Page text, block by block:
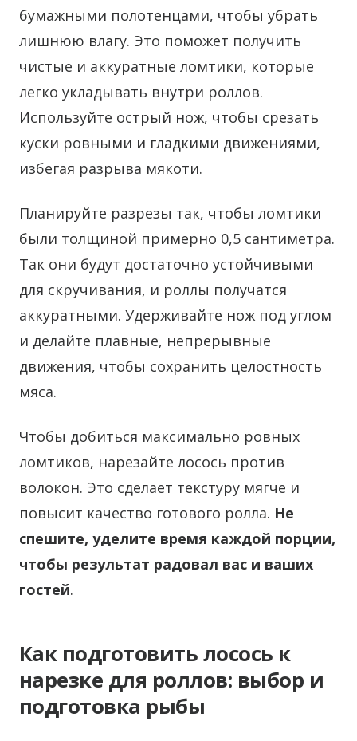
бумажными полотенцами, чтобы убрать
лишнюю влагу. Это поможет получить
чистые и аккуратные ломтики, которые
легко укладывать внутри роллов.
Используйте острый нож, чтобы срезать
куски ровными и гладкими движениями,
избегая разрыва мякоти.
Планируйте разрезы так, чтобы ломтики
были толщиной примерно 0,5 сантиметра.
Так они будут достаточно устойчивыми
для скручивания, и роллы получатся
аккуратными. Удерживайте нож под углом
и делайте плавные, непрерывные
движения, чтобы сохранить целостность
мяса.
Чтобы добиться максимально ровных
ломтиков, нарезайте лосось против
волокон. Это сделает текстуру мягче и
повысит качество готового ролла. Не
спешите, уделите время каждой порции,
чтобы результат радовал вас и ваших
гостей.
Как подготовить лосось к
нарезке для роллов: выбор и
подготовка рыбы